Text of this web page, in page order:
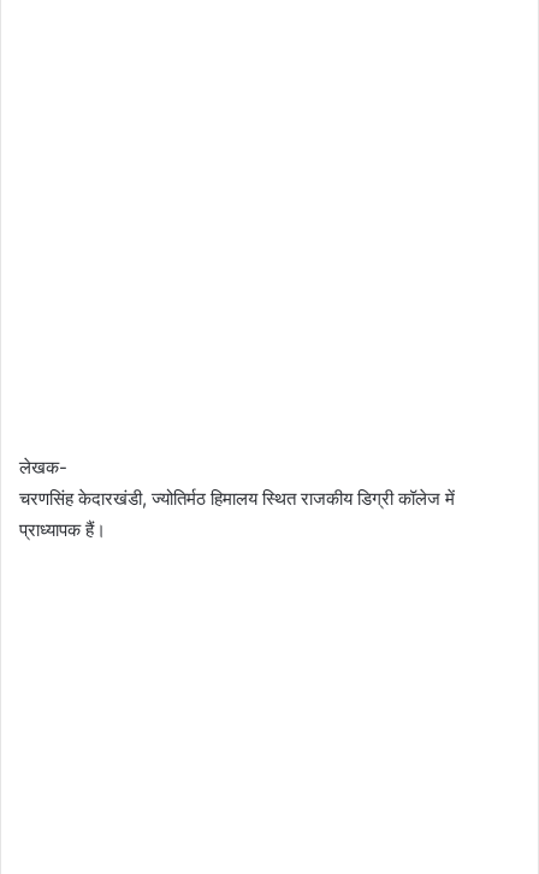
लेखक-
चरणसिंह केदारखंडी, ज्योतिर्मठ हिमालय स्थित राजकीय डिग्री कॉलेज में
प्राध्यापक हैं।